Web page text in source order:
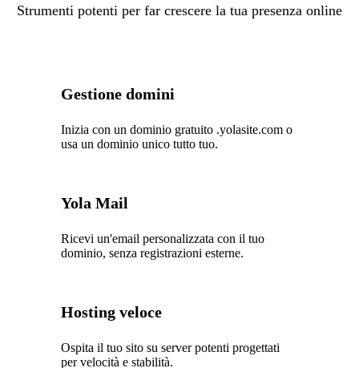
Strumenti potenti per far crescere la tua presenza online
Gestione domini
Inizia con un dominio gratuito .yolasite.com o
usa un dominio unico tutto tuo.
Yola Mail
Ricevi un'email personalizzata con il tuo
dominio, senza registrazioni esterne.
Hosting veloce
Ospita il tuo sito su server potenti progettati
per velocità e stabilità.